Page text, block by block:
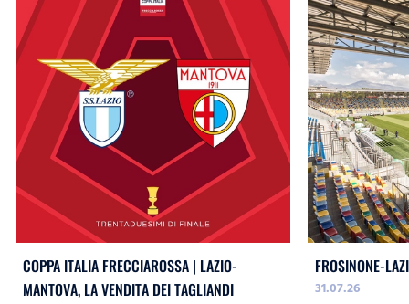
COPPA ITALIA FRECCIAROSSA | LAZIO-
MANTOVA, LA VENDITA DEI TAGLIANDI
FROSINONE-
31.07.26